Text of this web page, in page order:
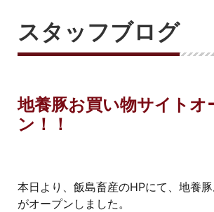
スタッフブログ
地養豚お買い物サイトオ
ン！！
本日より、飯島畜産のHPにて、地養
がオープンしました。